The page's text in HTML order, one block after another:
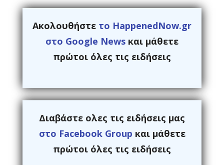
Ακολουθήστε το HappenedNow.gr
στο Google News και μάθετε
πρώτοι όλες τις ειδήσεις
Διαβάστε ολες τις ειδήσεις μας
στο Facebook Group και μάθετε
πρώτοι όλες τις ειδήσεις